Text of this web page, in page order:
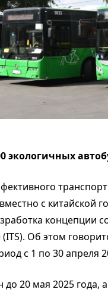
экологичных
с китайской
концепции
Об этом
с 1 по 30 апреля
20 мая 2025 года,